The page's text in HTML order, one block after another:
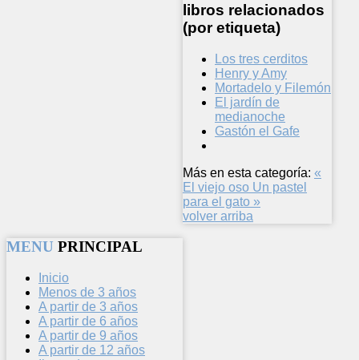
libros relacionados
(por etiqueta)
Los tres cerditos
Henry y Amy
Mortadelo y Filemón
El jardín de
medianoche
Gastón el Gafe
Más en esta categoría: «
El viejo oso Un pastel
para el gato »
volver arriba
MENU PRINCIPAL
Inicio
Menos de 3 años
A partir de 3 años
A partir de 6 años
A partir de 9 años
A partir de 12 años